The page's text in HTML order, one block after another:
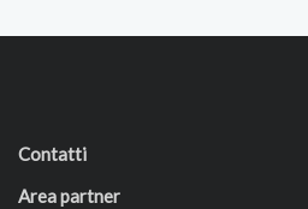
Contatti
Area partner